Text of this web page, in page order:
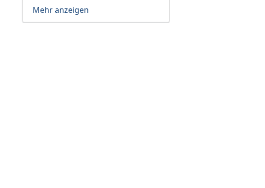
Mehr anzeigen